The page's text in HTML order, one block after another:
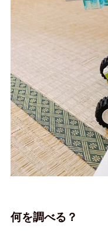
何を調べる？